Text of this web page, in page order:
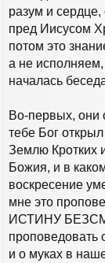
разум и
пред Иисусом
потом это
а не
началась
Во-первых, они
тебе Бог
Землю Кротких
Божия, и в
воскресение
мне это
ИСТИНУ
проповедовать
и о муках в